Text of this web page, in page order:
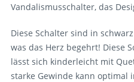
Vandalismusschalter, das
Diese Schalter sind in
was das Herz begehrt! Diese
lässt sich kinderleicht mit
starke Gewinde kann optimal